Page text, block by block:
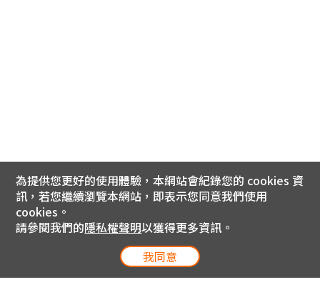
為提供您更好的使用體驗，本網站會紀錄您的 cookies 資
訊，若您繼續瀏覽本網站，即表示您同意我們使用
cookies。
請參閱我們的隱私權聲明以獲得更多資訊。
我同意